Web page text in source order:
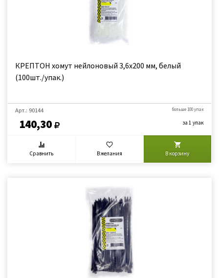
КРЕПТОН хомут нейлоновый 3,6х200 мм, белый
(100шт./упак.)
Арт.: 90144
140,30
больше 100 упак
за 1 упак
Сравнить В желания В корзину